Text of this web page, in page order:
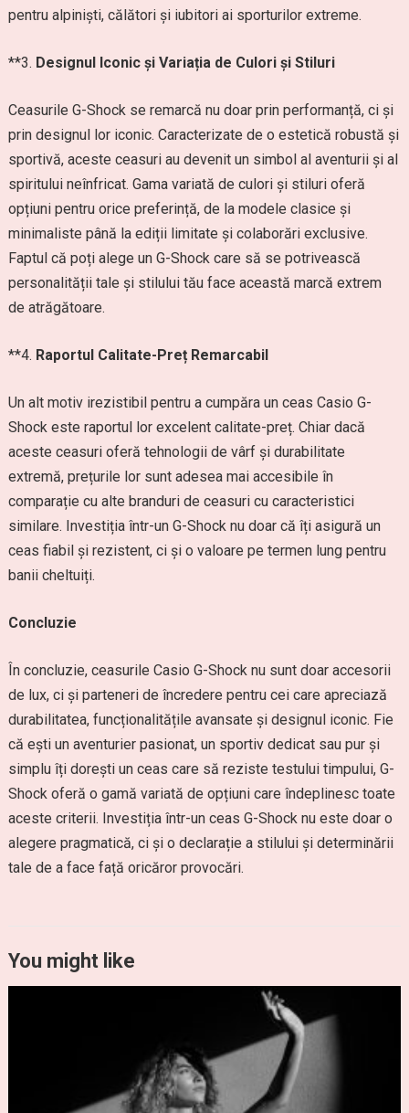
pentru alpiniști, călători și iubitori ai sporturilor extreme.
**3. Designul Iconic și Variația de Culori și Stiluri
Ceasurile G-Shock se remarcă nu doar prin performanță, ci și
prin designul lor iconic. Caracterizate de o estetică robustă și
sportivă, aceste ceasuri au devenit un simbol al aventurii și al
spiritului neînfricat. Gama variată de culori și stiluri oferă
opțiuni pentru orice preferință, de la modele clasice și
minimaliste până la ediții limitate și colaborări exclusive.
Faptul că poți alege un G-Shock care să se potrivească
personalității tale și stilului tău face această marcă extrem
de atrăgătoare.
**4. Raportul Calitate-Preț Remarcabil
Un alt motiv irezistibil pentru a cumpăra un ceas Casio G-
Shock este raportul lor excelent calitate-preț. Chiar dacă
aceste ceasuri oferă tehnologii de vârf și durabilitate
extremă, prețurile lor sunt adesea mai accesibile în
comparație cu alte branduri de ceasuri cu caracteristici
similare. Investiția într-un G-Shock nu doar că îți asigură un
ceas fiabil și rezistent, ci și o valoare pe termen lung pentru
banii cheltuiți.
Concluzie
În concluzie, ceasurile Casio G-Shock nu sunt doar accesorii
de lux, ci și parteneri de încredere pentru cei care apreciază
durabilitatea, funcționalitățile avansate și designul iconic. Fie
că ești un aventurier pasionat, un sportiv dedicat sau pur și
simplu îți dorești un ceas care să reziste testului timpului, G-
Shock oferă o gamă variată de opțiuni care îndeplinesc toate
aceste criterii. Investiția într-un ceas G-Shock nu este doar o
alegere pragmatică, ci și o declarație a stilului și determinării
tale de a face față oricăror provocări.
You might like